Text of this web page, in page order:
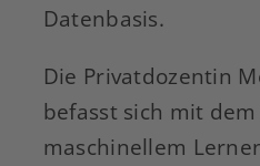
Datenbasis.
Die Privatdozentin
befasst sich mit dem
maschinellem